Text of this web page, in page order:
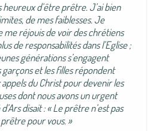
d’être prêtre. J’ai bien
de mes faiblesses. Je
me réjouis de voir des chrétiens
de responsabilités dans l’Eglise ;
générations s’engagent
garçons et les filles répondent
du Christ pour devenir les
dont nous avons un urgent
disait : « Le prêtre n’est pas
pour vous. »